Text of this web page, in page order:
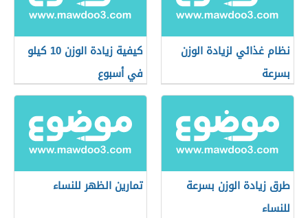
نظام غذائي لزيادة الوزن
بسرعة
كيفية زيادة الوزن 10 كيلو
في أسبوع
طرق زيادة الوزن بسرعة
للنساء
تمارين الظهر للنساء